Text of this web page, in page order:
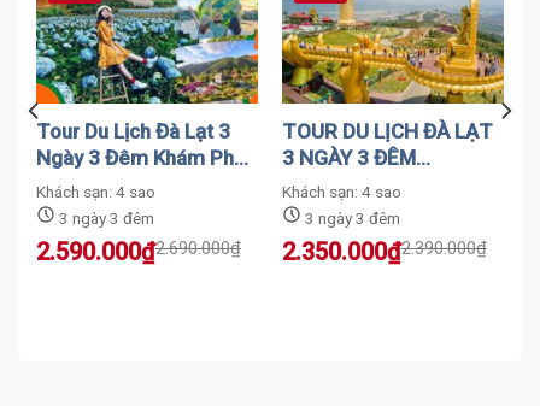
Tour Du Lịch Đà Lạt 3
Ngày 3 Đêm Khám Phá
Vườn Hoa Đà Lạt Bao
Trọn Gói Giá Rẻ
Khách sạn: 4 sao
3 ngày 3 đêm
2.690.000₫
Original
2.590.000₫
Current
TOUR DU LỊCH ĐÀ LẠT
3 NGÀY 3 ĐÊM
SAMTEN HILL GIÁ CỰC
SỐC
Khách sạn: 4 sao
3 ngày 3 đêm
2.390.000₫
Original
2.350.000₫
Current